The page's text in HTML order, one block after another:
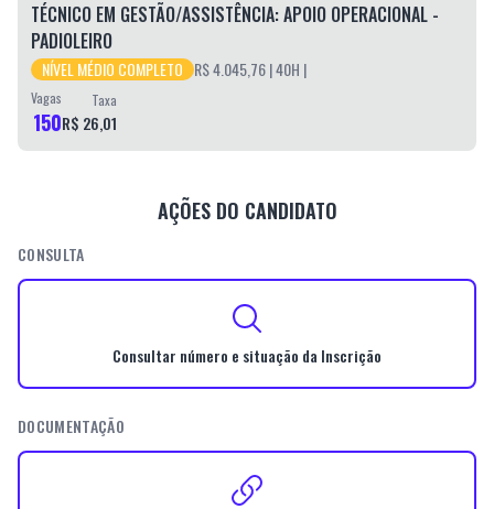
TÉCNICO EM GESTÃO/ASSISTÊNCIA: APOIO OPERACIONAL -
PADIOLEIRO
NÍVEL MÉDIO COMPLETO R$ 4.045,76| 40H |
Vagas
150
Taxa
R$ 26,01
AÇÕES DO CANDIDATO
CONSULTA
Consultar número e situação da Inscrição
DOCUMENTAÇÃO